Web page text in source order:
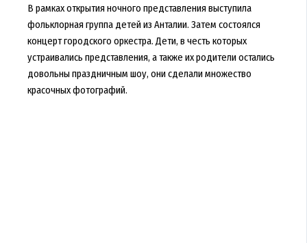
В рамках открытия ночного представления выступила
фольклорная группа детей из Анталии. Затем состоялся
концерт городского оркестра. Дети, в честь которых
устраивались представления, а также их родители остались
довольны праздничным шоу, они сделали множество
красочных фотографий.